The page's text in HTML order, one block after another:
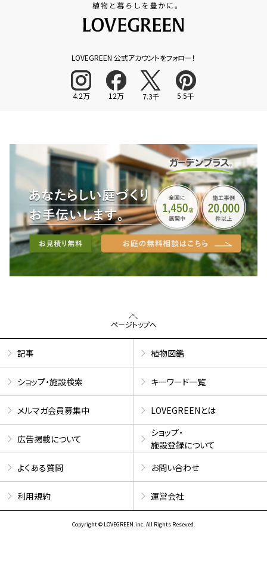
LOVEGREEN 公式アカウントをフォロー！
4.2万 12万 7.3千 5.5千
ページトップへ
記事 植物図鑑
ショップ・施設検索 キーワード一覧
メルマガ会員募集中 LOVEGREENとは
広告掲載について
ショップ・
施設登録について
よくある質問
お問い合わせ
利用規約 運営会社
Copyright © LOVEGREEN.inc. All Rights Reseved.